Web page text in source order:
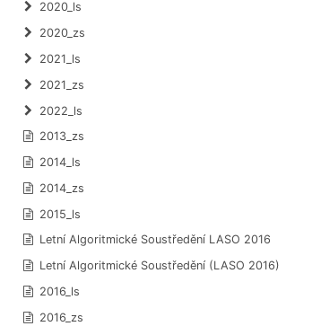
2020_ls
2020_zs
2021_ls
2021_zs
2022_ls
2013_zs
2014_ls
2014_zs
2015_ls
Letní Algoritmické Soustředění LASO 2016
Letní Algoritmické Soustředění (LASO 2016)
2016_ls
2016_zs